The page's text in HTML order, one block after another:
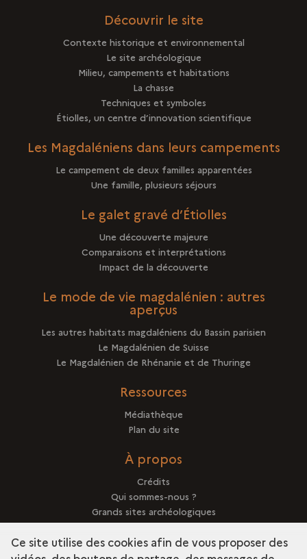
Découvrir le site
Contexte historique et environnemental
Le site archéologique
Milieu, campements et habitations
La chasse
Techniques et symboles
Étiolles, un centre d’innovation scientifique
Les Magdaléniens dans leurs campements
Le campement de deux familles apparentées
Une famille, plusieurs séjours
Le galet gravé d’Étiolles
Une découverte majeure
Comparaisons et interprétations
Impact de la découverte
Le mode de vie magdalénien : autres
aperçus
Les autres habitats magdaléniens du Bassin parisien
Le Magdalénien de Suisse
Le Magdalénien de Rhénanie et de Thuringe
Ressources
Médiathèque
Plan du site
À propos
Crédits
Qui sommes-nous ?
Grands sites archéologiques
Mentions légales
Ce site utilise des cookies afin de vous proposer des